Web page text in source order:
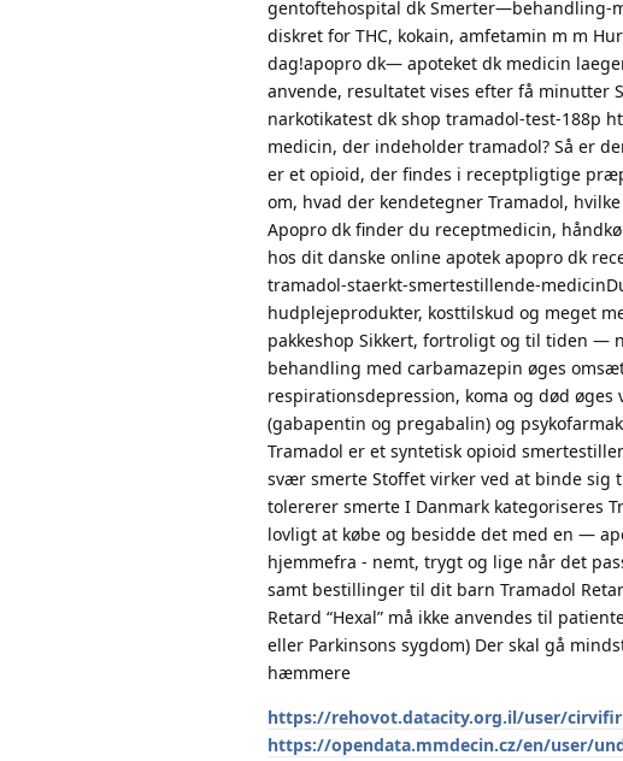
gentoftehospital dk Smerter—behandling-
diskret for THC, kokain, amfetamin m m
dag!apopro dk— apoteket dk medicin
anvende, resultatet vises efter få
narkotikatest dk shop tramadol-test-188p
medicin, der indeholder tramadol? Så er
er et opioid, der findes i receptpligtige
om, hvad der kendetegner Tramadol,
Apopro dk finder du receptmedicin,
hos dit danske online apotek apopro dk
tramadol-staerkt-smertestillende-
hudplejeprodukter, kosttilskud og meget
pakkeshop Sikkert, fortroligt og til tiden —
behandling med carbamazepin øges
respirationsdepression, koma og død
(gabapentin og pregabalin) og
Tramadol er et syntetisk opioid
svær smerte Stoffet virker ved at binde
tolererer smerte I Danmark kategoriseres
lovligt at købe og besidde det med en —
hjemmefra - nemt, trygt og lige når det
samt bestillinger til dit barn Tramadol
Retard “Hexal” må ikke anvendes til
eller Parkinsons sygdom) Der skal gå
hæmmere
https://rehovot.datacity.org.il/user/
https://opendata.mmdecin.cz/en/user/